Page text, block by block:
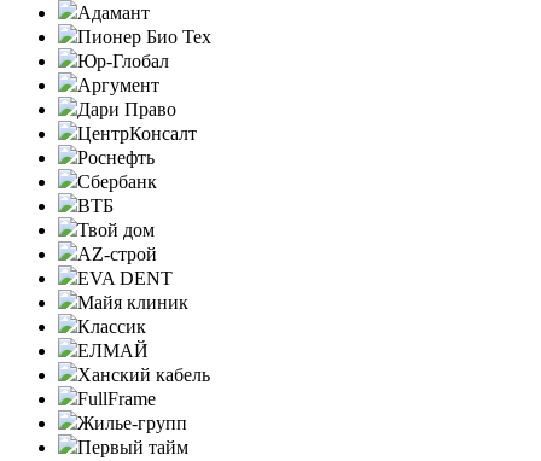
Адамант
Пионер Био Тех
Юр-Глобал
Аргумент
Дари Право
ЦентрКонсалт
Роснефть
Сбербанк
ВТБ
Твой дом
AZ-строй
EVA DENT
Майя клиник
Классик
ЕЛМАЙ
Ханский кабель
FullFrame
Жилье-групп
Первый тайм